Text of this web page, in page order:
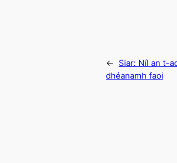
← Siar: Níl an t-
dhéanamh faoi